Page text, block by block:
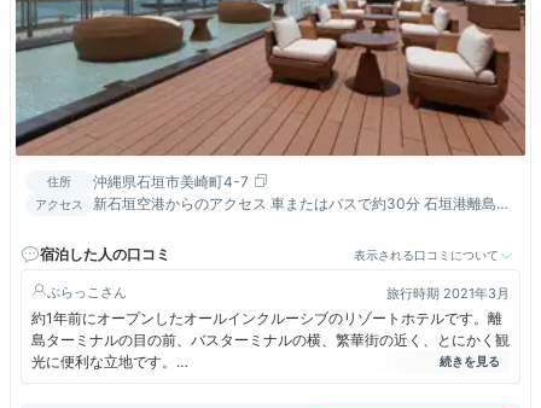
住所 沖縄県石垣市美崎町4-7
アクセス
新石垣空港からのアクセス 車またはバスで約30分 石垣港離島タ
宿泊した人の口コミ
表示される口コミについて
ぶらっこ 旅行時期 2021年3月
約1年前にオープンしたオールインクルーシブのリゾートホテルです。離
島ターミナルの目の前、バスターミナルの横、繁華街の近く、とにかく観
光に便利な立地です。
フロントはなく、２階の自動チェックイン機で事前にメール送付されてき